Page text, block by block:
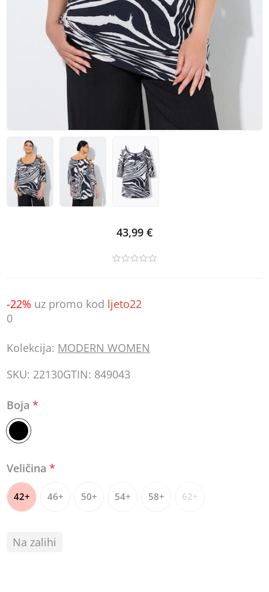
43,99 €
-22% uz promo kod ljeto22
0
Kolekcija: MODERN WOMEN
SKU: 22130GTIN: 849043
Boja*
Veličina*
42+ 46+ 50+ 54+ 58+ 62+
Na zalihi